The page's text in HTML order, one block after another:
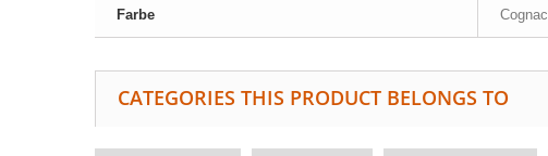
Farbe Cognac
CATEGORIES THIS PRODUCT BELONGS TO